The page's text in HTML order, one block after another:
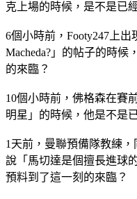
克上場的時候，是不是已
6個小時前，Footy247上出
Macheda?」的帖子的時候
的來臨？
10個小時前，佛格森在賽
明星」的時候，他是不是
1天前，曼聯預備隊教練
說「馬切達是個擅長進球
預料到了這一刻的來臨？